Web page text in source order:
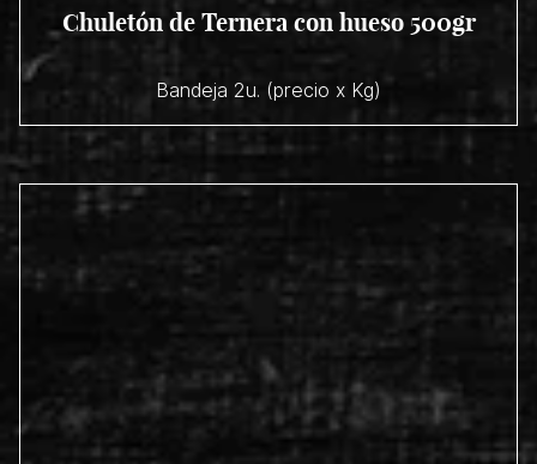
Chuletón de Ternera con hueso 500gr
Bandeja 2u. (precio x Kg)